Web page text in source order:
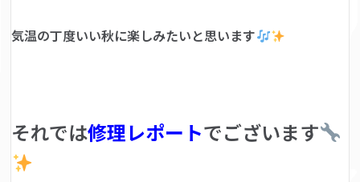
気温の丁度いい秋に楽しみたいと思います
それでは修理レポートでございます